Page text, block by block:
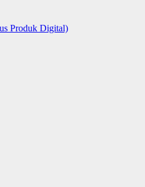
Produk Digital)